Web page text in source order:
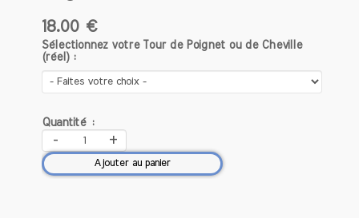
18.00 €
Sélectionnez votre Tour de Poignet ou de Cheville
(réel) :
Quantité :
- +
Ajouter au panier